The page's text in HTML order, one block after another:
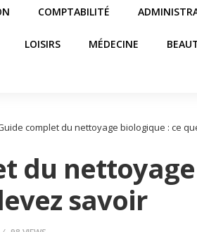
COMPTABILITÉ
LOISIRS MÉDECINE
complet du nettoyage biologique : ce
du
savoir